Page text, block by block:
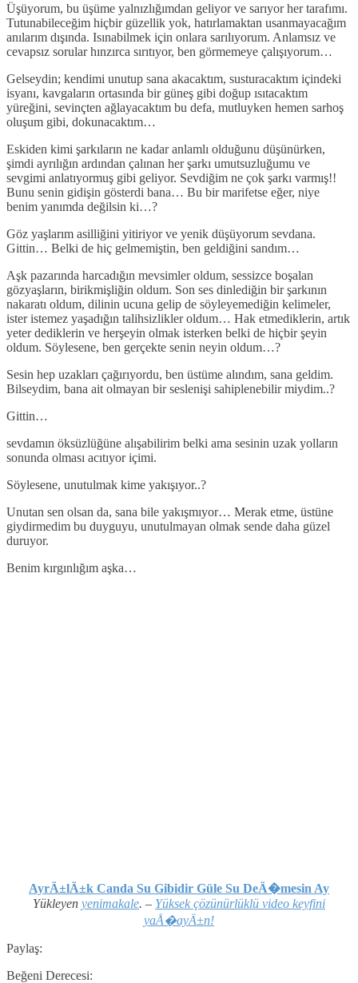
Üşüyorum, bu üşüme yalnızlığımdan geliyor ve sarıyor her tarafımı.
Tutunabileceğim hiçbir güzellik yok, hatırlamaktan usanmayacağım
anılarım dışında. Isınabilmek için onlara sarılıyorum. Anlamsız ve
cevapsız sorular hınzırca sırıtıyor, ben görmemeye çalışıyorum…
Gelseydin; kendimi unutup sana akacaktım, susturacaktım içindeki
isyanı, kavgaların ortasında bir güneş gibi doğup ısıtacaktım
yüreğini, sevinçten ağlayacaktım bu defa, mutluyken hemen sarhoş
oluşum gibi, dokunacaktım…
Eskiden kimi şarkıların ne kadar anlamlı olduğunu düşünürken,
şimdi ayrılığın ardından çalınan her şarkı umutsuzluğumu ve
sevgimi anlatıyormuş gibi geliyor. Sevdiğim ne çok şarkı varmış!!
Bunu senin gidişin gösterdi bana… Bu bir marifetse eğer, niye
benim yanımda değilsin ki…?
Göz yaşlarım asilliğini yitiriyor ve yenik düşüyorum sevdana.
Gittin… Belki de hiç gelmemiştin, ben geldiğini sandım…
Aşk pazarında harcadığın mevsimler oldum, sessizce boşalan
gözyaşların, birikmişliğin oldum. Son ses dinlediğin bir şarkının
nakaratı oldum, dilinin ucuna gelip de söyleyemediğin kelimeler,
ister istemez yaşadığın talihsizlikler oldum… Hak etmediklerin, artık
yeter dediklerin ve herşeyin olmak isterken belki de hiçbir şeyin
oldum. Söylesene, ben gerçekte senin neyin oldum…?
Sesin hep uzakları çağırıyordu, ben üstüme alındım, sana geldim.
Bilseydim, bana ait olmayan bir seslenişi sahiplenebilir miydim..?
Gittin…
sevdamın öksüzlüğüne alışabilirim belki ama sesinin uzak yolların
sonunda olması acıtıyor içimi.
Söylesene, unutulmak kime yakışıyor..?
Unutan sen olsan da, sana bile yakışmıyor… Merak etme, üstüne
giydirmedim bu duyguyu, unutulmayan olmak sende daha güzel
duruyor.
Benim kırgınlığım aşka…
AyrÄ±lÄ±k Canda Su Gibidir Güle Su DeÄ�mesin Ay
Yükleyen yenimakale. – Yüksek çözünürlüklü video keyfini
yaÅ�ayÄ±n!
Paylaş:
Beğeni Derecesi: